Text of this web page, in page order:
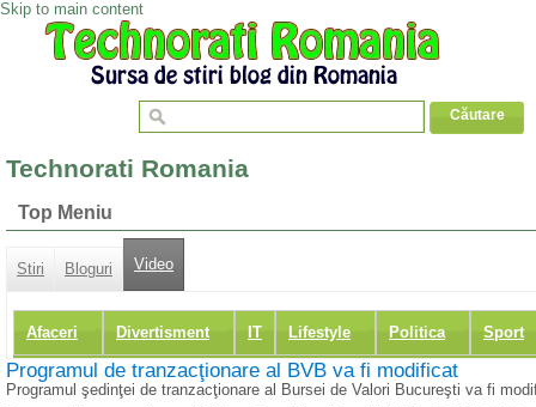
Skip to main content
Technorati Romania
Top Meniu
Stiri Bloguri Video
Afaceri Divertisment IT Lifestyle Politica Sport
Programul de tranzacţionare al BVB va fi modificat
Programul şedinţei de tranzacţionare al Bursei de Valori Bucureşti va fi